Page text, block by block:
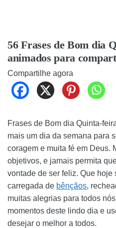
56 Frases de Bom dia
animados para
Compartilhe agora
Frases de Bom dia Quinta-
mais um dia da semana para
coragem e muita fé em Deus.
objetivos, e jamais permita
vontade de ser feliz. Que hoje
carregada de bênçãos,
muitas alegrias para todos
momentos deste lindo dia e
desejar o melhor a todos.